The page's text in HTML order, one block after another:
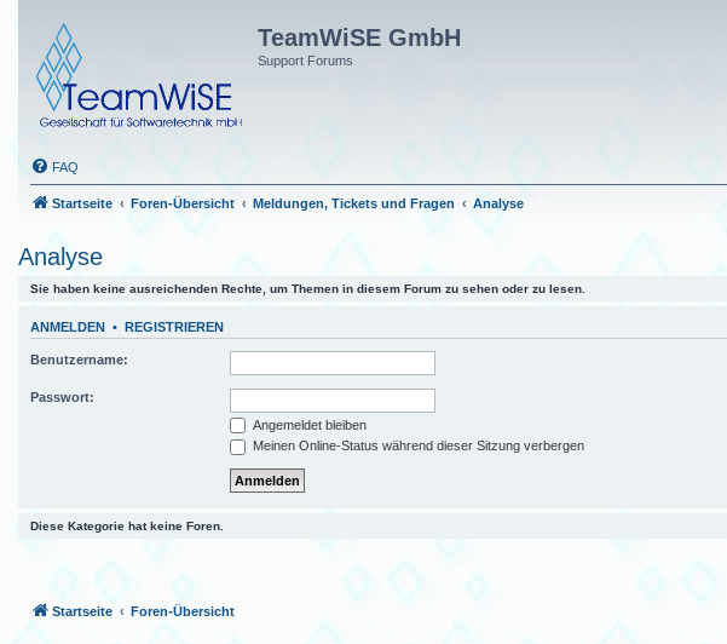
TeamWiSE GmbH
Support Forums
FAQ
Startseite Foren-Übersicht Meldungen, Tickets und Fragen Analyse
Analyse
Sie haben keine ausreichenden Rechte, um Themen in diesem Forum zu sehen oder zu lesen.
ANMELDEN • REGISTRIEREN
Benutzername:
Passwort:
Angemeldet bleiben
Meinen Online-Status während dieser Sitzung verbergen
Diese Kategorie hat keine Foren.
Startseite Foren-Übersicht